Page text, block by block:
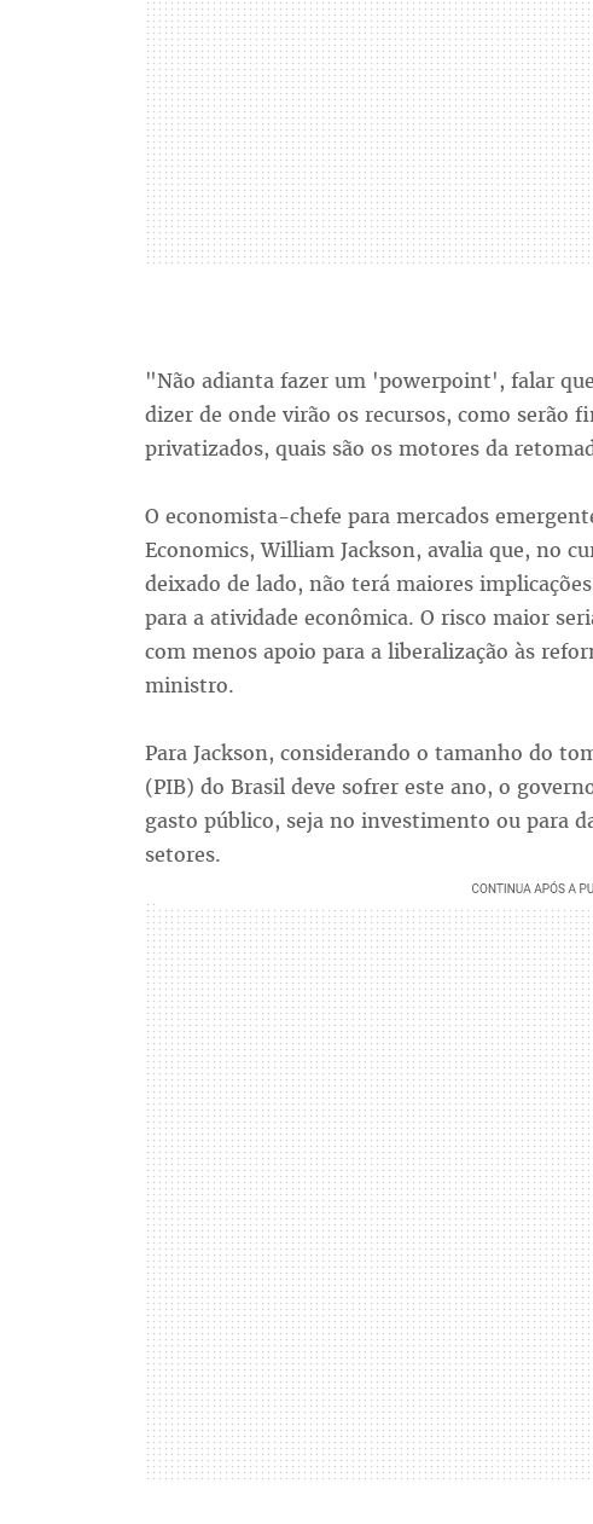
"Não adianta fazer um 'powerpoint', falar
dizer de onde virão os recursos, como serão
privatizados, quais são os motores da
O economista-chefe para mercados
Economics, William Jackson, avalia que, no
deixado de lado, não terá maiores
para a atividade econômica. O risco maior
com menos apoio para a liberalização às
ministro.
Para Jackson, considerando o tamanho do
(PIB) do Brasil deve sofrer este ano, o
gasto público, seja no investimento ou para
setores.